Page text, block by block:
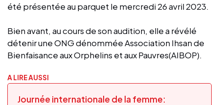
été présentée au parquet le mercredi 26 avril 2023.
Bien avant, au cours de son audition, elle a révélé
détenir une ONG dénommée Association Ihsan de
Bienfaisance aux Orphelins et aux Pauvres(AIBOP).
A LIRE AUSSI
Journée internationale de la femme: